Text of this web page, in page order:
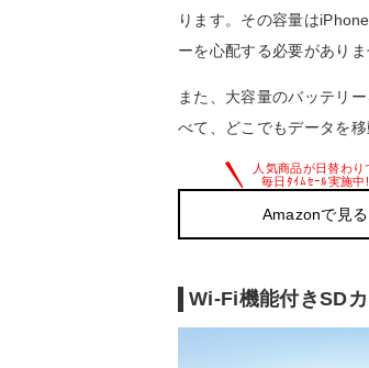
ります。その容量は
ーを心配する必要がありま
また、大容量のバッテリ
べて、どこでもデータを移
Amazonで見る
Wi-Fi機能付きSD